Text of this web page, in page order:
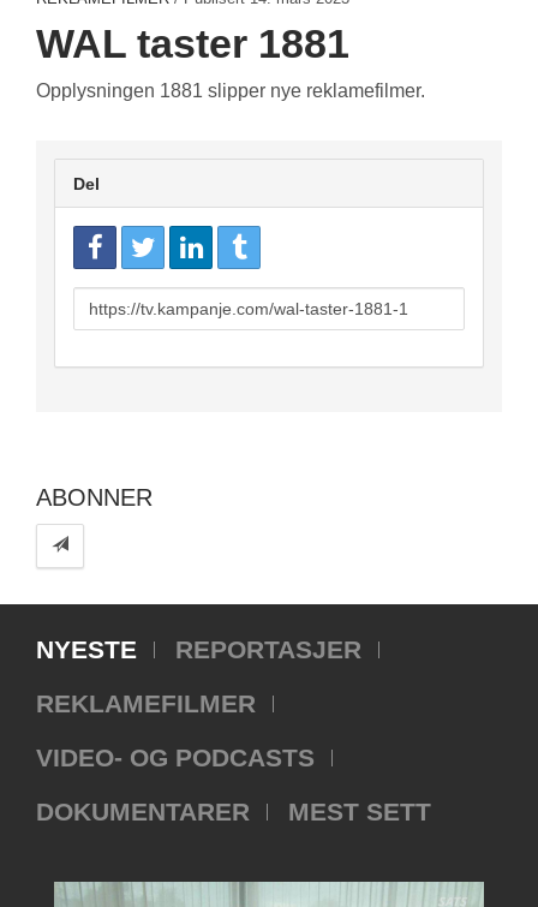
WAL taster 1881
Opplysningen 1881 slipper nye reklamefilmer.
Del
URL
to
ABONNER
NYESTE
REPORTASJER
REKLAMEFILMER
VIDEO- OG PODCASTS
DOKUMENTARER
MEST SETT